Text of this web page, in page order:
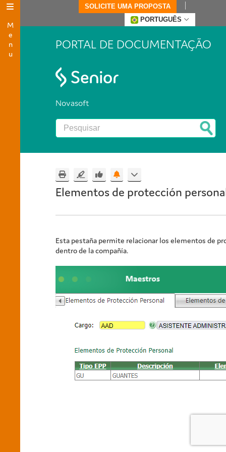
Menu
SOLICITE UMA PROPOSTA
PORTUGUÊS
PORTAL DE DOCUMENTAÇÃO
Novasoft
Elementos de protección
Esta pestaña permite relacionar los elementos de
dentro de la compañía.